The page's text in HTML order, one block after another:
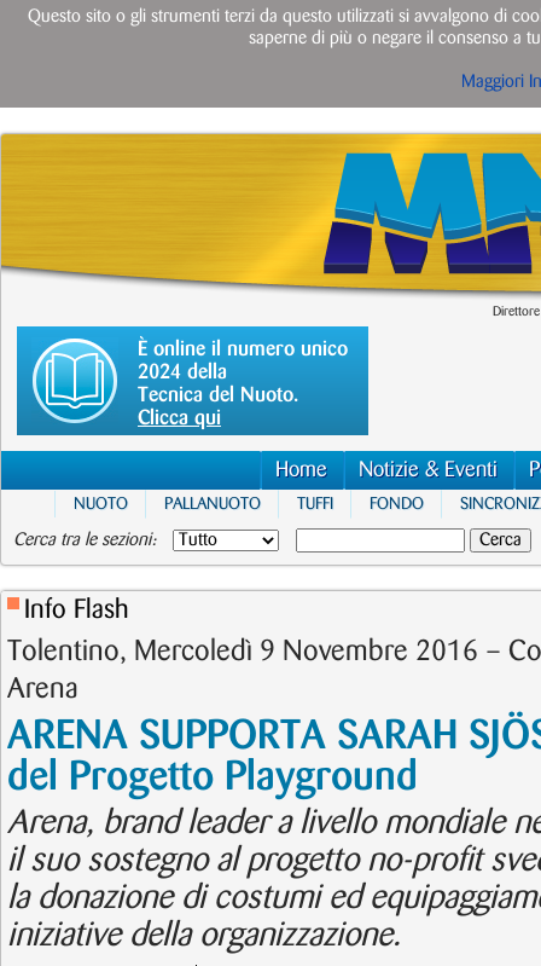
È online il numero unico
2024 della
Tecnica del Nuoto.
Clicca qui
Home Notizie & Eventi
NUOTO PALLANUOTO TUFFI FONDO
Cerca tra le sezioni:
Info Flash
Tolentino, Mercoledì 9 Novembre 2016 –
Arena
ARENA SUPPORTA SARAH
del Progetto Playground
Arena, brand leader a livello mondiale
il suo sostegno al progetto no-profit
la donazione di costumi ed
iniziative della organizzazione.
Questo sito o gli strumenti terzi da questo utilizzati si avvalgono di
saperne di più o negare il consenso a
Maggiori